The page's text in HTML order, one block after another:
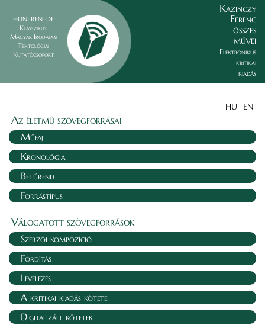
HUN–REN–DE
Klasszikus
Magyar Irodalmi
Textológiai
Kutatócsoport
Kazinczy
Ferenc
összes
művei
Elektronikus
kritikai
kiadás
HU EN
Az életmű szövegforrásai
Műfaj
Kronológia
Betűrend
Forrástípus
Válogatott szövegforrások
Szerzői kompozíció
Fordítás
Levelezés
A kritikai kiadás kötetei
Digitalizált kötetek